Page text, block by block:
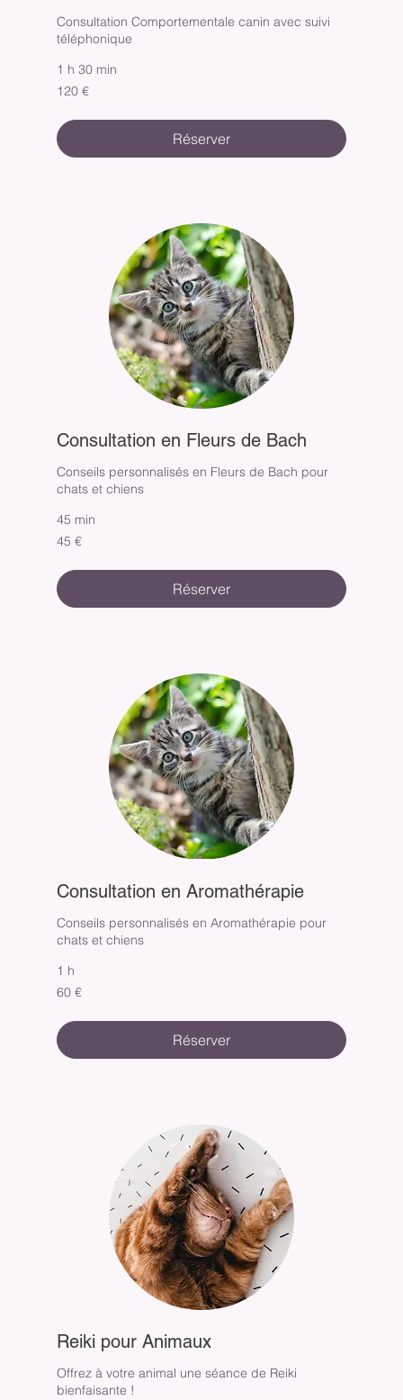
Consultation Comportementale canin avec suivi
téléphonique
1 h 30 min
120
euros
120 €
Réserver
Consultation en Fleurs de Bach
Conseils personnalisés en Fleurs de Bach pour
chats et chiens
45 min
45
euros
45 €
Réserver
Consultation en Aromathérapie
Conseils personnalisés en Aromathérapie pour
chats et chiens
1 h
60
euros
60 €
Réserver
Reiki pour Animaux
Offrez à votre animal une séance de Reiki
bienfaisante !